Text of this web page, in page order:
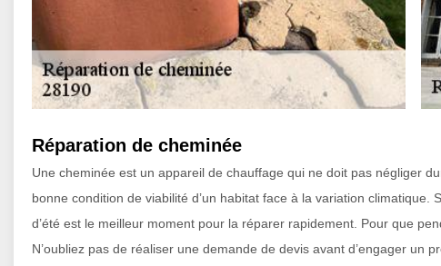
Réparation de cheminée
Une cheminée est un appareil de chauffage qui ne doit pas négliger
bonne condition de viabilité d’un habitat face à la variation
d’été est le meilleur moment pour la réparer rapidement. Pour que
N’oubliez pas de réaliser une demande de devis avant d’engager un